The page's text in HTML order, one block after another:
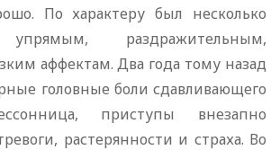
По характеру был несколько
раздражительным,
аффектам. Два года тому назад
головные боли сдавливающего
приступы внезапно
растерянности и страха. Во